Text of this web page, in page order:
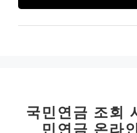
국민연금 조회
민연금 온라